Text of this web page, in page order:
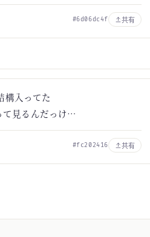
#6d06dc4f 共有
構入ってた
て見るんだっけ…
#fc202416 共有